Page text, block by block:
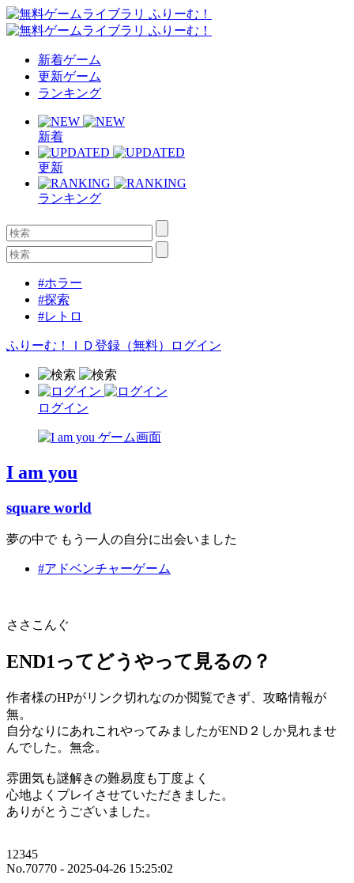
新着ゲーム
更新ゲーム
ランキング
新着
更新
ランキング
#ホラー
#探索
#レトロ
ふりーむ！ＩＤ登録（無料） ログイン
ログイン
I am you
square world
夢の中で もう一人の自分に出会いました
#アドベンチャーゲーム
ささこんぐ
END1ってどうやって見るの？
作者様のHPがリンク切れなのか閲覧できず、攻略情報が
無。
自分なりにあれこれやってみましたがEND２しか見れませ
んでした。無念。
雰囲気も謎解きの難易度も丁度よく
心地よくプレイさせていただきました。
ありがとうございました。
12345
No.70770 - 2025-04-26 15:25:02